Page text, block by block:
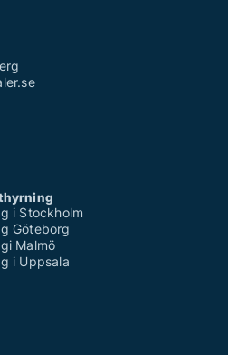
i Stockholm
Göteborg
Malmö
i Uppsala